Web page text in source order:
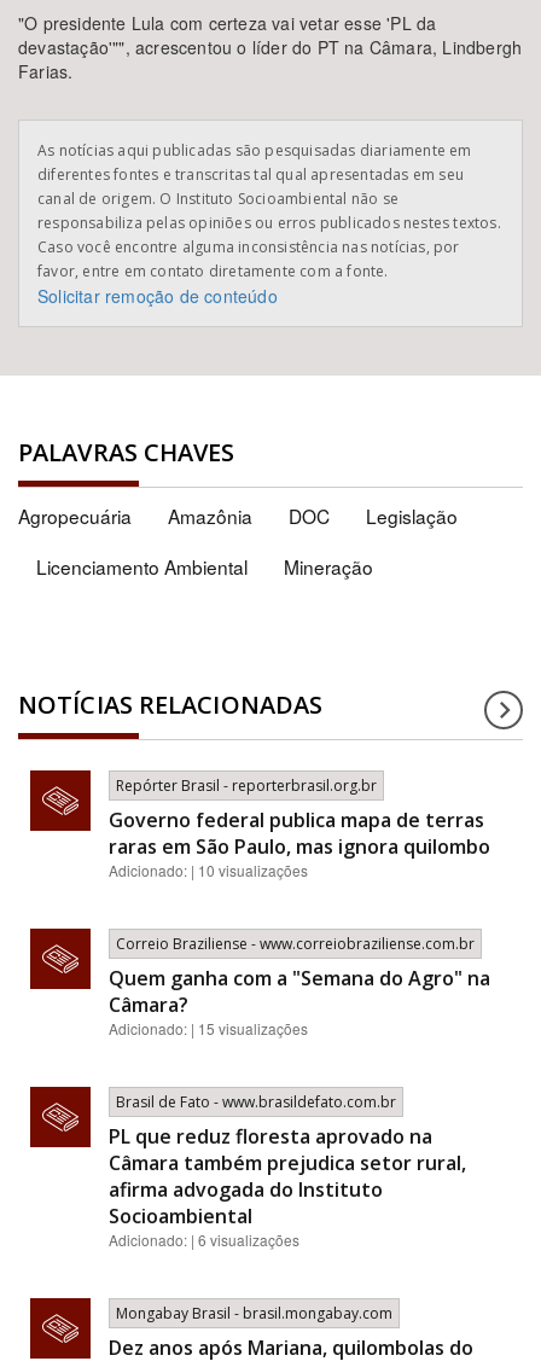
"O presidente Lula com certeza vai vetar esse 'PL da
devastação'"", acrescentou o líder do PT na Câmara, Lindbergh
Farias.
As notícias aqui publicadas são pesquisadas diariamente em
diferentes fontes e transcritas tal qual apresentadas em seu
canal de origem. O Instituto Socioambiental não se
responsabiliza pelas opiniões ou erros publicados nestes textos.
Caso você encontre alguma inconsistência nas notícias, por
favor, entre em contato diretamente com a fonte.
Solicitar remoção de conteúdo
PALAVRAS CHAVES
Agropecuária Amazônia DOC
Legislação
Licenciamento Ambiental
Mineração
NOTÍCIAS RELACIONADAS
Repórter Brasil - reporterbrasil.org.br
Governo federal publica mapa de terras
raras em São Paulo, mas ignora quilombo
Adicionado: | 10 visualizações
Correio Braziliense - www.correiobraziliense.com.br
Quem ganha com a "Semana do Agro" na
Câmara?
Adicionado: | 15 visualizações
Brasil de Fato - www.brasildefato.com.br
PL que reduz floresta aprovado na
Câmara também prejudica setor rural,
afirma advogada do Instituto
Socioambiental
Adicionado: | 6 visualizações
Mongabay Brasil - brasil.mongabay.com
Dez anos após Mariana, quilombolas do